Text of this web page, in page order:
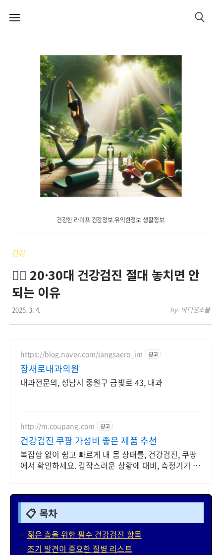
메
검
건강한 라이프.건강정보.유익한정보.생활정보.
건강
🏃‍♂️ 20·30대 건강검진 절대 놓치면 안
되는 이유
2025. 3. 4. by. 바디앤소울
https://blog.naver.com/jangsaero_im 광고
장새로내과의원
내과전문의, 성남시 중원구 금빛로 43, 내과
http://m.coupang.com 광고
건강검진 쿠팡 가성비 좋은 제품 추천
복잡함 없이 쉽고 빠르게 내 몸 상태를, 건강검진, 쿠팡
에서 확인하세요. 갑작스러운 상황에 대비, 측정기기 미
📋 목차
젊은 층을 위한 필수 건강검진 항목
조기 발견이 중요한 질병 리스트